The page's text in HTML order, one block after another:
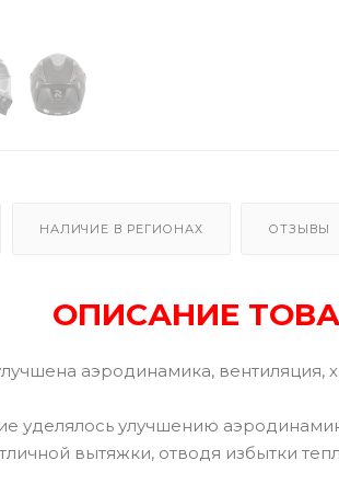
НАЛИЧИЕ В РЕГИОНАХ ОТЗЫВЫ
ОПИСАНИЕ
аэродинамика, вентиляция,
уделялось улучшению
вытяжки, отводя избытки